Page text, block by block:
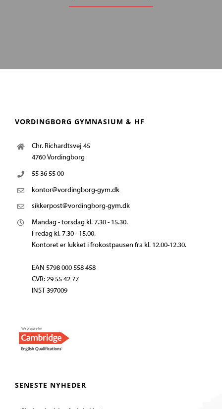
VORDINGBORG GYMNASIUM & HF
Chr. Richardtsvej 45
4760 Vordingborg
55 36 55 00
kontor@vordingborg-gym.dk
sikkerpost@vordingborg-gym.dk
Mandag - torsdag kl. 7.30 - 15.30.
Fredag kl. 7.30 - 15.00.
Kontoret er lukket i frokostpausen fra kl. 12.00-12.30.
EAN 5798 000 558 458
CVR: 29 55 42 77
INST 397009
SENESTE NYHEDER